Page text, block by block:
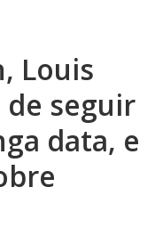
Louis
seguir
data, e